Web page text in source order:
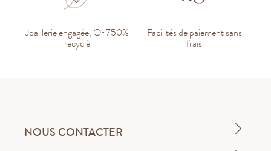
Joaillerie engagée, Or 750%
recyclé
Facilités de paiement sans
frais
NOUS CONTACTER